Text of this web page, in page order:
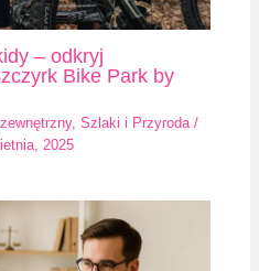
– odkryj
Bike Park by
,Szlaki i Przyroda/
2025